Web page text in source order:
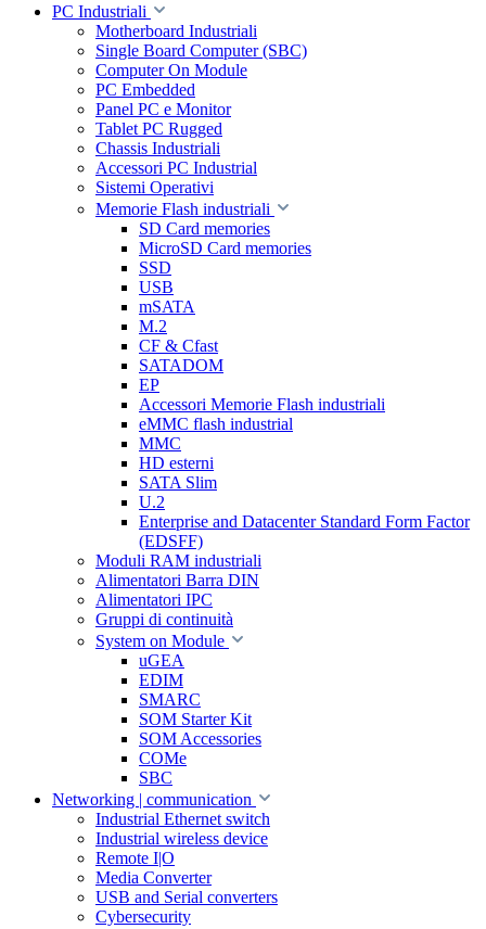
PC Industriali
Motherboard Industriali
Single Board Computer (SBC)
Computer On Module
PC Embedded
Panel PC e Monitor
Tablet PC Rugged
Chassis Industriali
Accessori PC Industrial
Sistemi Operativi
Memorie Flash industriali
SD Card memories
MicroSD Card memories
SSD
USB
mSATA
M.2
CF & Cfast
SATADOM
EP
Accessori Memorie Flash industriali
eMMC flash industrial
MMC
HD esterni
SATA Slim
U.2
Enterprise and Datacenter Standard Form Factor
(EDSFF)
Moduli RAM industriali
Alimentatori Barra DIN
Alimentatori IPC
Gruppi di continuità
System on Module
uGEA
EDIM
SMARC
SOM Starter Kit
SOM Accessories
COMe
SBC
Networking | communication
Industrial Ethernet switch
Industrial wireless device
Remote I|O
Media Converter
USB and Serial converters
Cybersecurity